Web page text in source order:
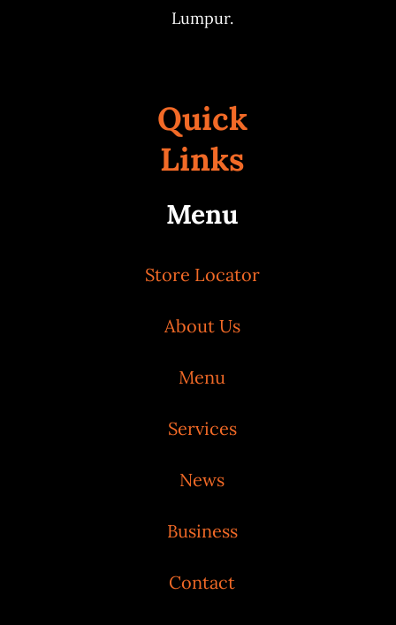
Lumpur.
Quick
Links
Menu
Store Locator
About Us
Menu
Services
News
Business
Contact